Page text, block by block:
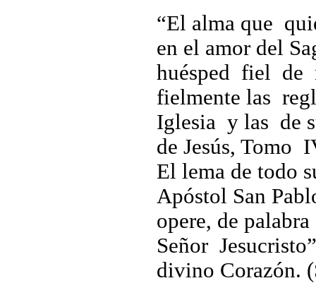
“El alma que
en el amor del
huésped fiel de
fielmente las
Iglesia y las de
de Jesús, Tomo
El lema de todo
Apóstol San
opere, de
Señor
divino Corazón.